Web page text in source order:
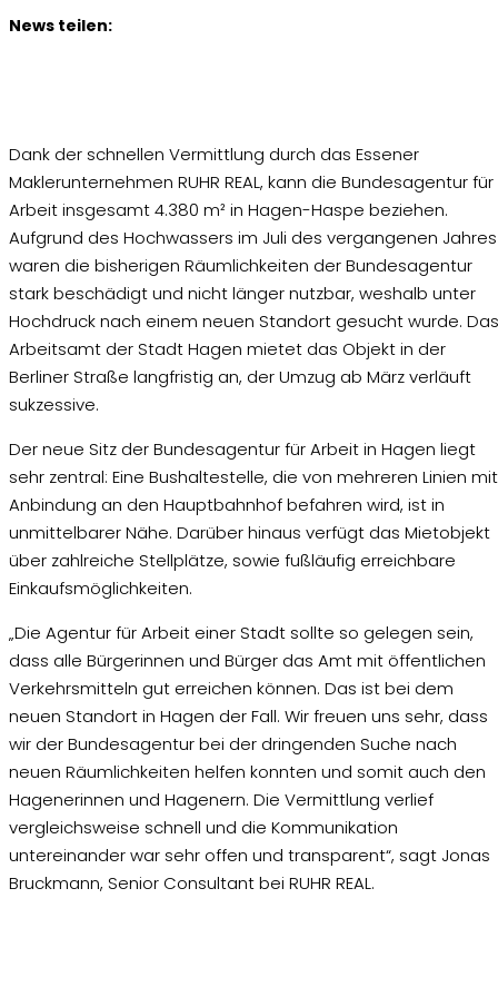
News teilen:
Dank der schnellen Vermittlung durch das Essener
Maklerunternehmen RUHR REAL, kann die Bundesagentur für
Arbeit insgesamt 4.380 m² in Hagen-Haspe beziehen.
Aufgrund des Hochwassers im Juli des vergangenen Jahres
waren die bisherigen Räumlichkeiten der Bundesagentur
stark beschädigt und nicht länger nutzbar, weshalb unter
Hochdruck nach einem neuen Standort gesucht wurde. Das
Arbeitsamt der Stadt Hagen mietet das Objekt in der
Berliner Straße langfristig an, der Umzug ab März verläuft
sukzessive.
Der neue Sitz der Bundesagentur für Arbeit in Hagen liegt
sehr zentral: Eine Bushaltestelle, die von mehreren Linien mit
Anbindung an den Hauptbahnhof befahren wird, ist in
unmittelbarer Nähe. Darüber hinaus verfügt das Mietobjekt
über zahlreiche Stellplätze, sowie fußläufig erreichbare
Einkaufsmöglichkeiten.
„Die Agentur für Arbeit einer Stadt sollte so gelegen sein,
dass alle Bürgerinnen und Bürger das Amt mit öffentlichen
Verkehrsmitteln gut erreichen können. Das ist bei dem
neuen Standort in Hagen der Fall. Wir freuen uns sehr, dass
wir der Bundesagentur bei der dringenden Suche nach
neuen Räumlichkeiten helfen konnten und somit auch den
Hagenerinnen und Hagenern. Die Vermittlung verlief
vergleichsweise schnell und die Kommunikation
untereinander war sehr offen und transparent“, sagt Jonas
Bruckmann, Senior Consultant bei RUHR REAL.